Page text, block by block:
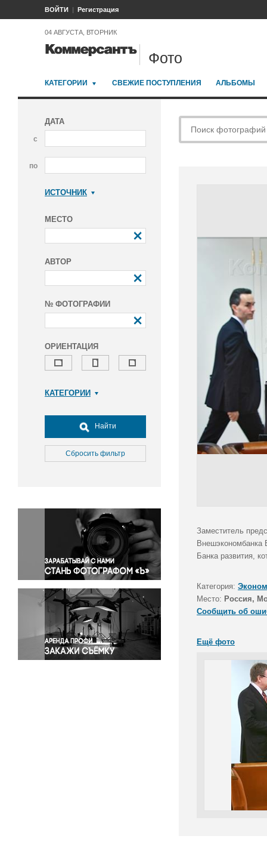
ВОЙТИ Регистрация
04 АВГУСТА, ВТОРНИК
Фото
КАТЕГОРИИ СВЕЖИЕ ПОСТУПЛЕНИЯ АЛЬБОМЫ
ДАТА
с
по
ИСТОЧНИК
МЕСТО
АВТОР
№ ФОТОГРАФИИ
ОРИЕНТАЦИЯ
КАТЕГОРИИ
Досуг, туризм и отдых
Культура
Медицина
Окружающая среда
Политика
Правосудие
Происшествия и конфликты
Религия
Светская жизнь
Спорт
Экология
Экономика и бизнес
Найти
Сбросить фильтр
Заместитель
Внешэкономбанка
Банка развития,
Категория:
Место: Россия,
Сообщить об
Ещё фото